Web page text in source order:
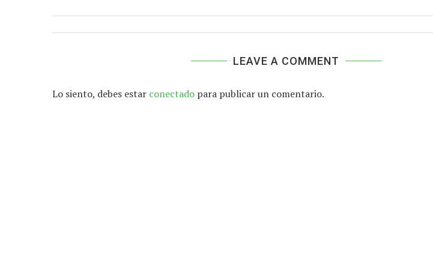
LEAVE A COMMENT
Lo siento, debes estar conectado para publicar un comentario.